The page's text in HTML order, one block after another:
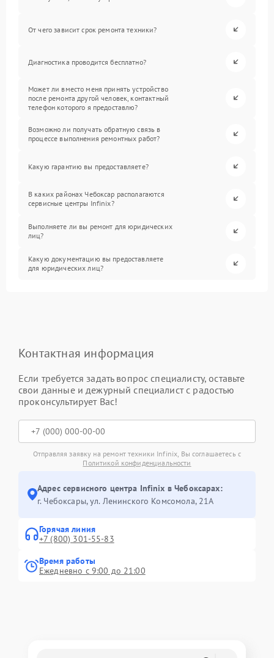
От чего зависит срок ремонта техники?
Диагностика проводится бесплатно?
Может ли вместо меня принять устройство
после ремонта другой человек, контактный
телефон которого я предоставлю?
Возможно ли получать обратную связь в
процессе выполнения ремонтных работ?
Какую гарантию вы предоставляете?
В каких районах Чебоксар располагаются
сервисные центры Infinix?
Выполняете ли вы ремонт для юридических
лиц?
Какую документацию вы предоставляете
для юридических лиц?
Контактная информация
Если требуется задать вопрос специалисту, оставьте
свои данные и дежурный специалист с радостью
проконсультирует Вас!
Отправляя заявку на ремонт техники Infinix, Вы соглашаетесь с
Политикой конфиденциальности
Адрес сервисного центра Infinix в Чебоксарах:
г. Чебоксары, ул. Ленинского Комсомола, 21А
Горячая линия
+7 (800) 301-55-83
Время работы
Ежедневно с 9:00 до 21:00